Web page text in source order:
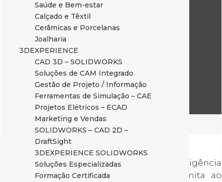
Automatização total
Defina regras para criar uma certa inteligência
nos seus modelos e formulários. Permita ao
Saúde e Bem-estar
Calçado e Têxtil
Cerâmicas e Porcelanas
Joalharia
3DEXPERIENCE
CAD 3D – SOLIDWORKS
Soluções de CAM Integrado
Gestão de Projeto / Informação
Ferramentas de Simulação – CAE
Projetos Elétricos – ECAD
Marketing e Vendas
SOLIDWORKS – CAD 2D –
DraftSight
3DEXPERIENCE SOLIDWORKS
Soluções Especializadas
Formação Certificada